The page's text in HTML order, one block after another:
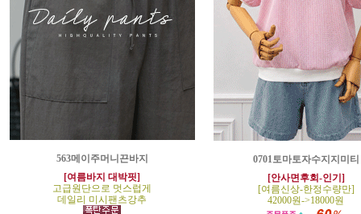
563메이주머니끈바지
[여름바지 대박핏]
고급원단으로 멋스럽게
데일리 미시팬츠강추
0701토마토자수지지미티
[안사면후회-인기]
[여름신상-한정수량만]
42000원->18000원